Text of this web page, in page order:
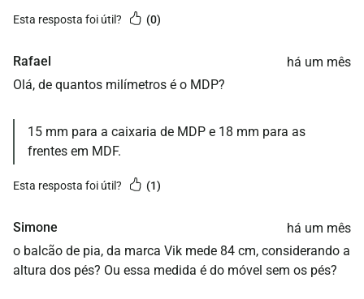
esta resposta foi útil? 0
Rafael
há um mês
Olá, de quantos milímetros é o MDP?
15 mm para a caixaria de MDP e 18 mm para as
frentes em MDF.
esta resposta foi útil? 1
Simone
há um mês
o balcão de pia, da marca Vik mede 84 cm, considerando a
altura dos pés? Ou essa medida é do móvel sem os pés?